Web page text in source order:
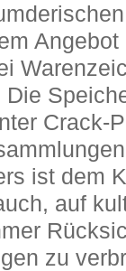
Crack-
ist dem
auf
zu